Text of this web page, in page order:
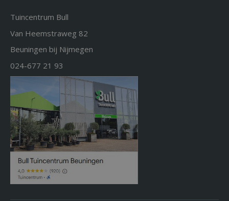
Tuincentrum Bull
Van Heemstraweg 82
Beuningen bij Nijmegen
024-677 21 93